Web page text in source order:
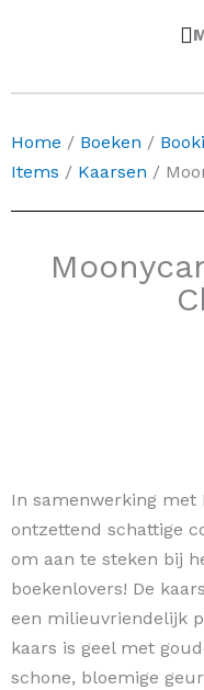
Home / Boeken /
Items / Kaarsen /
In samenwerking met
ontzettend schattige
om aan te steken bij
boekenlovers! De
een milieuvriendelijk
kaars is geel met
schone, bloemige